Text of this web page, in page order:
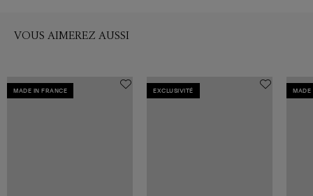
VOUS AIMEREZ AUSSI
MADE IN FRANCE EXCLUSIVITÉ MADE